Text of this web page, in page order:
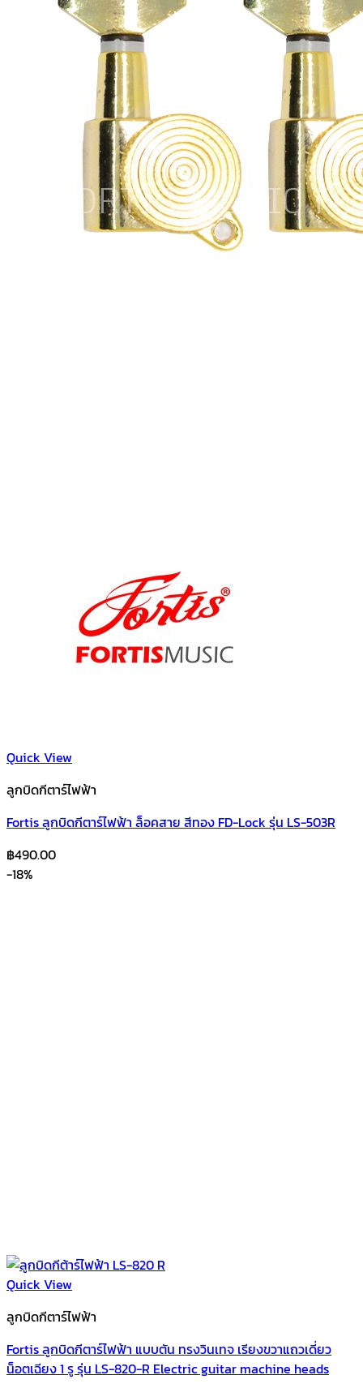
Quick View
ลูกบิดกีตาร์ไฟฟ้า
Fortis ลูกบิดกีตาร์ไฟฟ้า ล็อคสาย สีทอง FD-Lock รุ่น LS-503R
฿490.00
-18%
Quick View
ลูกบิดกีตาร์ไฟฟ้า
Fortis ลูกบิดกีตาร์ไฟฟ้า แบบตัน ทรงวินเทจ เรียงขวาแถวเดี่ยว
น็อตเฉียง 1 รู รุ่น LS-820-R Electric guitar machine heads